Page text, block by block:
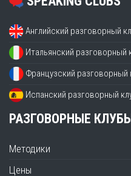
Английский разговорный
Итальянский разговорный
Французский разговорный
Испанский разговорный
РАЗГОВОРНЫЕ
Методики
Цены